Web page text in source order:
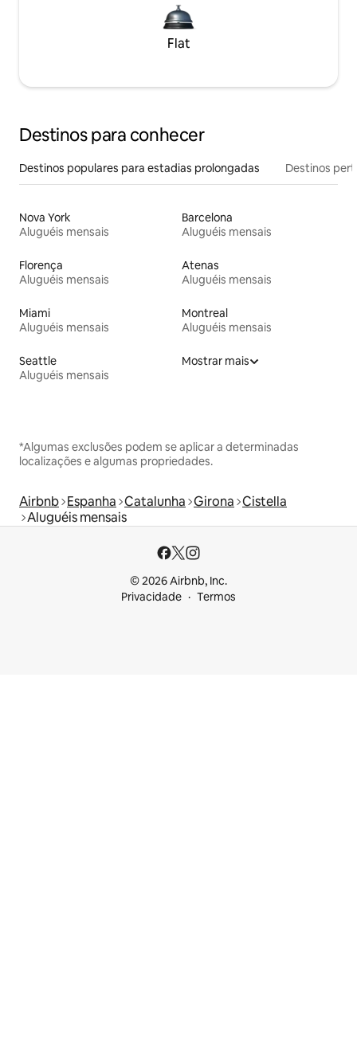
Flat
Destinos para conhecer
Destinos populares para estadias prolongadas Destinos
Nova York
Aluguéis mensais
Barcelona
Aluguéis mensais
Florença
Aluguéis mensais
Atenas
Aluguéis mensais
Miami
Aluguéis mensais
Montreal
Aluguéis mensais
Seattle
Aluguéis mensais
Mostrar mais
*Algumas exclusões podem se aplicar a determinadas
localizações e algumas propriedades.
Airbnb Espanha Catalunha Girona Cistella
Aluguéis mensais
© 2026 Airbnb, Inc.
Privacidade
Termos